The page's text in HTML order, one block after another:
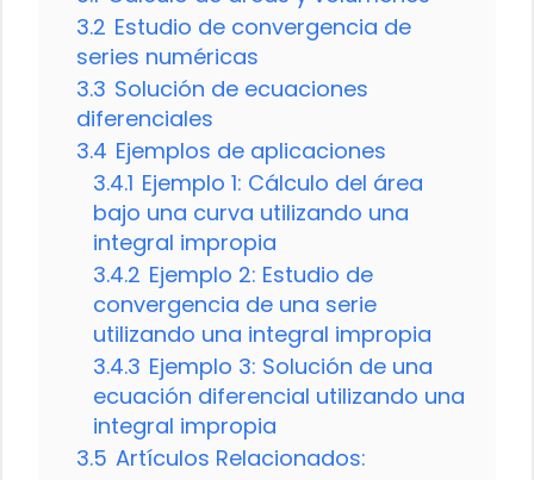
3.2 Estudio de convergencia de
series numéricas
3.3 Solución de ecuaciones
diferenciales
3.4 Ejemplos de aplicaciones
3.4.1 Ejemplo 1: Cálculo del área
bajo una curva utilizando una
integral impropia
3.4.2 Ejemplo 2: Estudio de
convergencia de una serie
utilizando una integral impropia
3.4.3 Ejemplo 3: Solución de una
ecuación diferencial utilizando una
integral impropia
3.5 Artículos Relacionados: